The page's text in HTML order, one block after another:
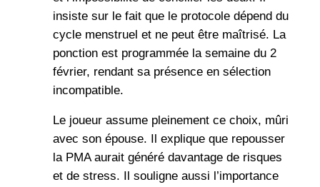
insiste sur le fait que le protocole dépend du
cycle menstruel et ne peut être maîtrisé. La
ponction est programmée la semaine du 2
février, rendant sa présence en sélection
incompatible.
Le joueur assume pleinement ce choix, mûri
avec son épouse. Il explique que repousser
la PMA aurait généré davantage de risques
et de stress. Il souligne aussi l’importance